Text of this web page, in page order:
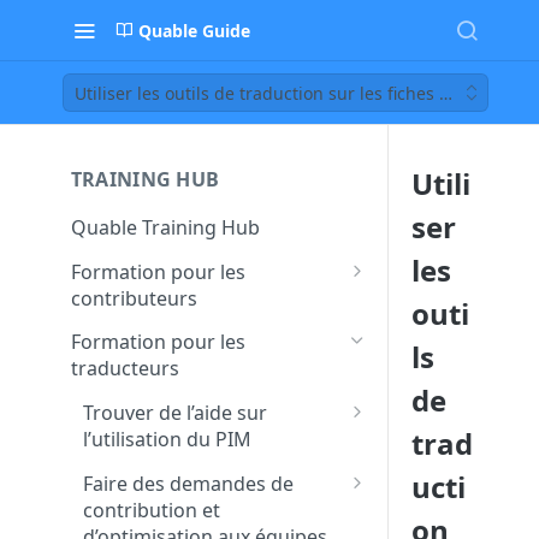
Quable Guide
Utiliser les outils de traduction sur les fiches produits
TRAINING HUB
Quable Training Hub
Formation pour les
contributeurs
Trouver de l’aide sur
l’utilisation du PIM
et à la FAQ Quable
remonter un bug ou un
dysfonctionnement
Faire des demandes de
contribution et
transverses
Créer et assigner des tâches
Chercher et trouver une
Formation pour les
traducteurs
Trouver de l’aide sur
l’utilisation du PIM
Accéder à la documentation
et à la FAQ Quable
Faire des demandes de
contribution et
Utili
ser
les
outi
ls
de
trad
ucti
on